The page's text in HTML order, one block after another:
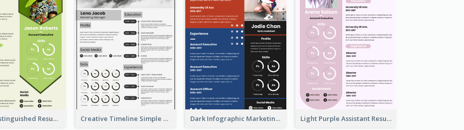
Green Distinguished Resume Creative Timeline Simple Resume Dark Infographic Marketing Assistant Resume Light Purple Assistant Resume